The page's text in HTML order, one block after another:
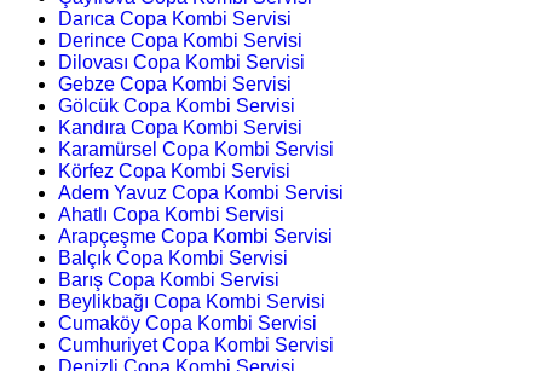
Darıca Copa Kombi Servisi
Derince Copa Kombi Servisi
Dilovası Copa Kombi Servisi
Gebze Copa Kombi Servisi
Gölcük Copa Kombi Servisi
Kandıra Copa Kombi Servisi
Karamürsel Copa Kombi Servisi
Körfez Copa Kombi Servisi
Adem Yavuz Copa Kombi Servisi
Ahatlı Copa Kombi Servisi
Arapçeşme Copa Kombi Servisi
Balçık Copa Kombi Servisi
Barış Copa Kombi Servisi
Beylikbağı Copa Kombi Servisi
Cumaköy Copa Kombi Servisi
Cumhuriyet Copa Kombi Servisi
Denizli Copa Kombi Servisi